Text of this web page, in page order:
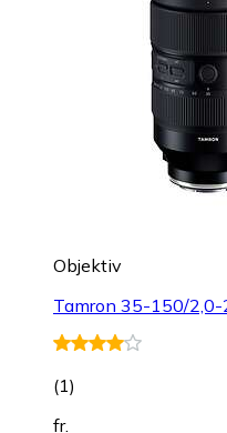
Objektiv
Tamron 35-150/2,0-
(1)
fr.